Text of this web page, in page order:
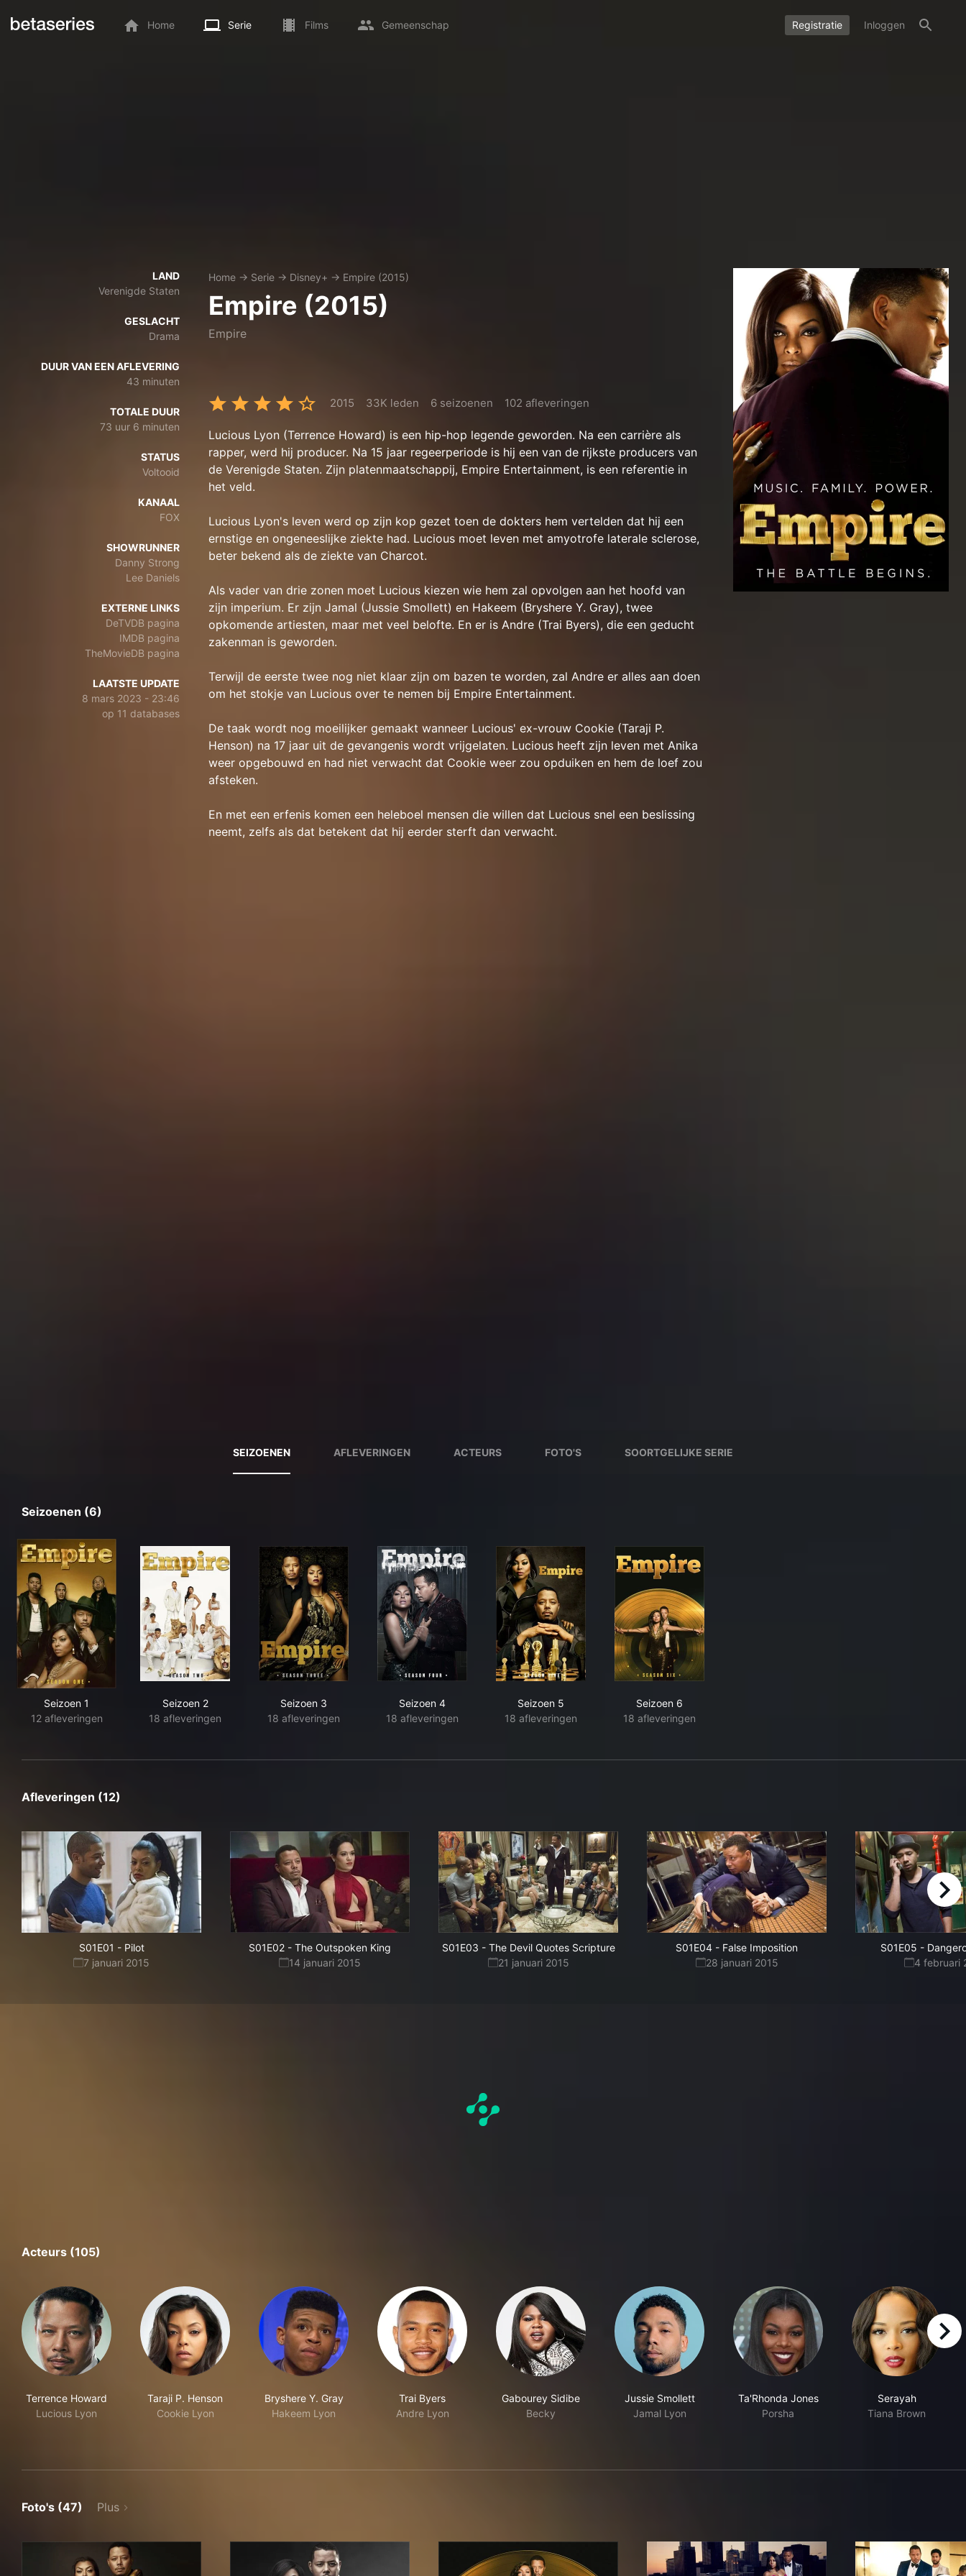
Home Serie Films Gemeenschap Registratie Inloggen
LAND
Verenigde Staten
GESLACHT
Drama
DUUR VAN EEN AFLEVERING
43 minuten
TOTALE DUUR
73 uur 6 minuten
STATUS
Voltooid
KANAAL
FOX
SHOWRUNNER
Danny Strong
Lee Daniels
EXTERNE LINKS
DeTVDB pagina
IMDB pagina
TheMovieDB pagina
LAATSTE UPDATE
8 mars 2023 - 23:46
op 11 databases
Home → Serie → Disney+ → Empire (2015)
Empire (2015)
Empire
2015 33K leden 6 seizoenen 102 afleveringen
Lucious Lyon (Terrence Howard) is een hip-hop legende geworden. Na een carrière als
rapper, werd hij producer. Na 15 jaar regeerperiode is hij een van de rijkste producers van
de Verenigde Staten. Zijn platenmaatschappij, Empire Entertainment, is een referentie in
het veld.
Lucious Lyon's leven werd op zijn kop gezet toen de dokters hem vertelden dat hij een
ernstige en ongeneeslijke ziekte had. Lucious moet leven met amyotrofe laterale sclerose,
beter bekend als de ziekte van Charcot.
Als vader van drie zonen moet Lucious kiezen wie hem zal opvolgen aan het hoofd van
zijn imperium. Er zijn Jamal (Jussie Smollett) en Hakeem (Bryshere Y. Gray), twee
opkomende artiesten, maar met veel belofte. En er is Andre (Trai Byers), die een geducht
zakenman is geworden.
Terwijl de eerste twee nog niet klaar zijn om bazen te worden, zal Andre er alles aan doen
om het stokje van Lucious over te nemen bij Empire Entertainment.
De taak wordt nog moeilijker gemaakt wanneer Lucious' ex-vrouw Cookie (Taraji P.
Henson) na 17 jaar uit de gevangenis wordt vrijgelaten. Lucious heeft zijn leven met Anika
weer opgebouwd en had niet verwacht dat Cookie weer zou opduiken en hem de loef zou
afsteken.
En met een erfenis komen een heleboel mensen die willen dat Lucious snel een beslissing
neemt, zelfs als dat betekent dat hij eerder sterft dan verwacht.
SEIZOENEN AFLEVERINGEN ACTEURS FOTO'S SOORTGELIJKE SERIE
Seizoenen (6)
Seizoen 1
12 afleveringen
Seizoen 2
18 afleveringen
Seizoen 3
18 afleveringen
Seizoen 4
18 afleveringen
Seizoen 5
18 afleveringen
Seizoen 6
18 afleveringen
Afleveringen (12)
S01E01 - Pilot
7 januari 2015
S01E02 - The Outspoken King
14 januari 2015
S01E03 - The Devil Quotes Scripture
21 januari 2015
S01E04 - False Imposition
28 januari 2015
S01E05 -
4 februari
right
Acteurs (105)
Terrence Howard
Lucious Lyon
Taraji P. Henson
Cookie Lyon
Bryshere Y. Gray
Hakeem Lyon
Trai Byers
Andre Lyon
Gabourey Sidibe
Becky
Jussie Smollett
Jamal Lyon
Ta'Rhonda Jones
Porsha
Serayah
Tiana Brown
right
Foto's (47) Plus